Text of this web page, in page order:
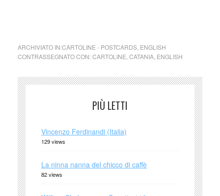
ARCHIVIATO IN:CARTOLINE - POSTCARDS, ENGLISH
CONTRASSEGNATO CON:CARTOLINE CATANIA, ENGLISH
PIÙ LETTI
Vincenzo Ferdinandi (Italia)
129 views
La ninna nanna del chicco di caffè
82 views